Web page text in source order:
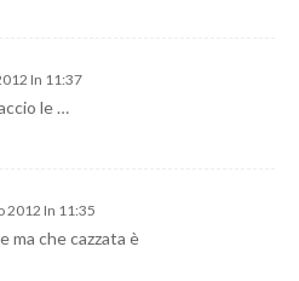
In 11:37
le …
2012 In 11:35
ma che cazzata è